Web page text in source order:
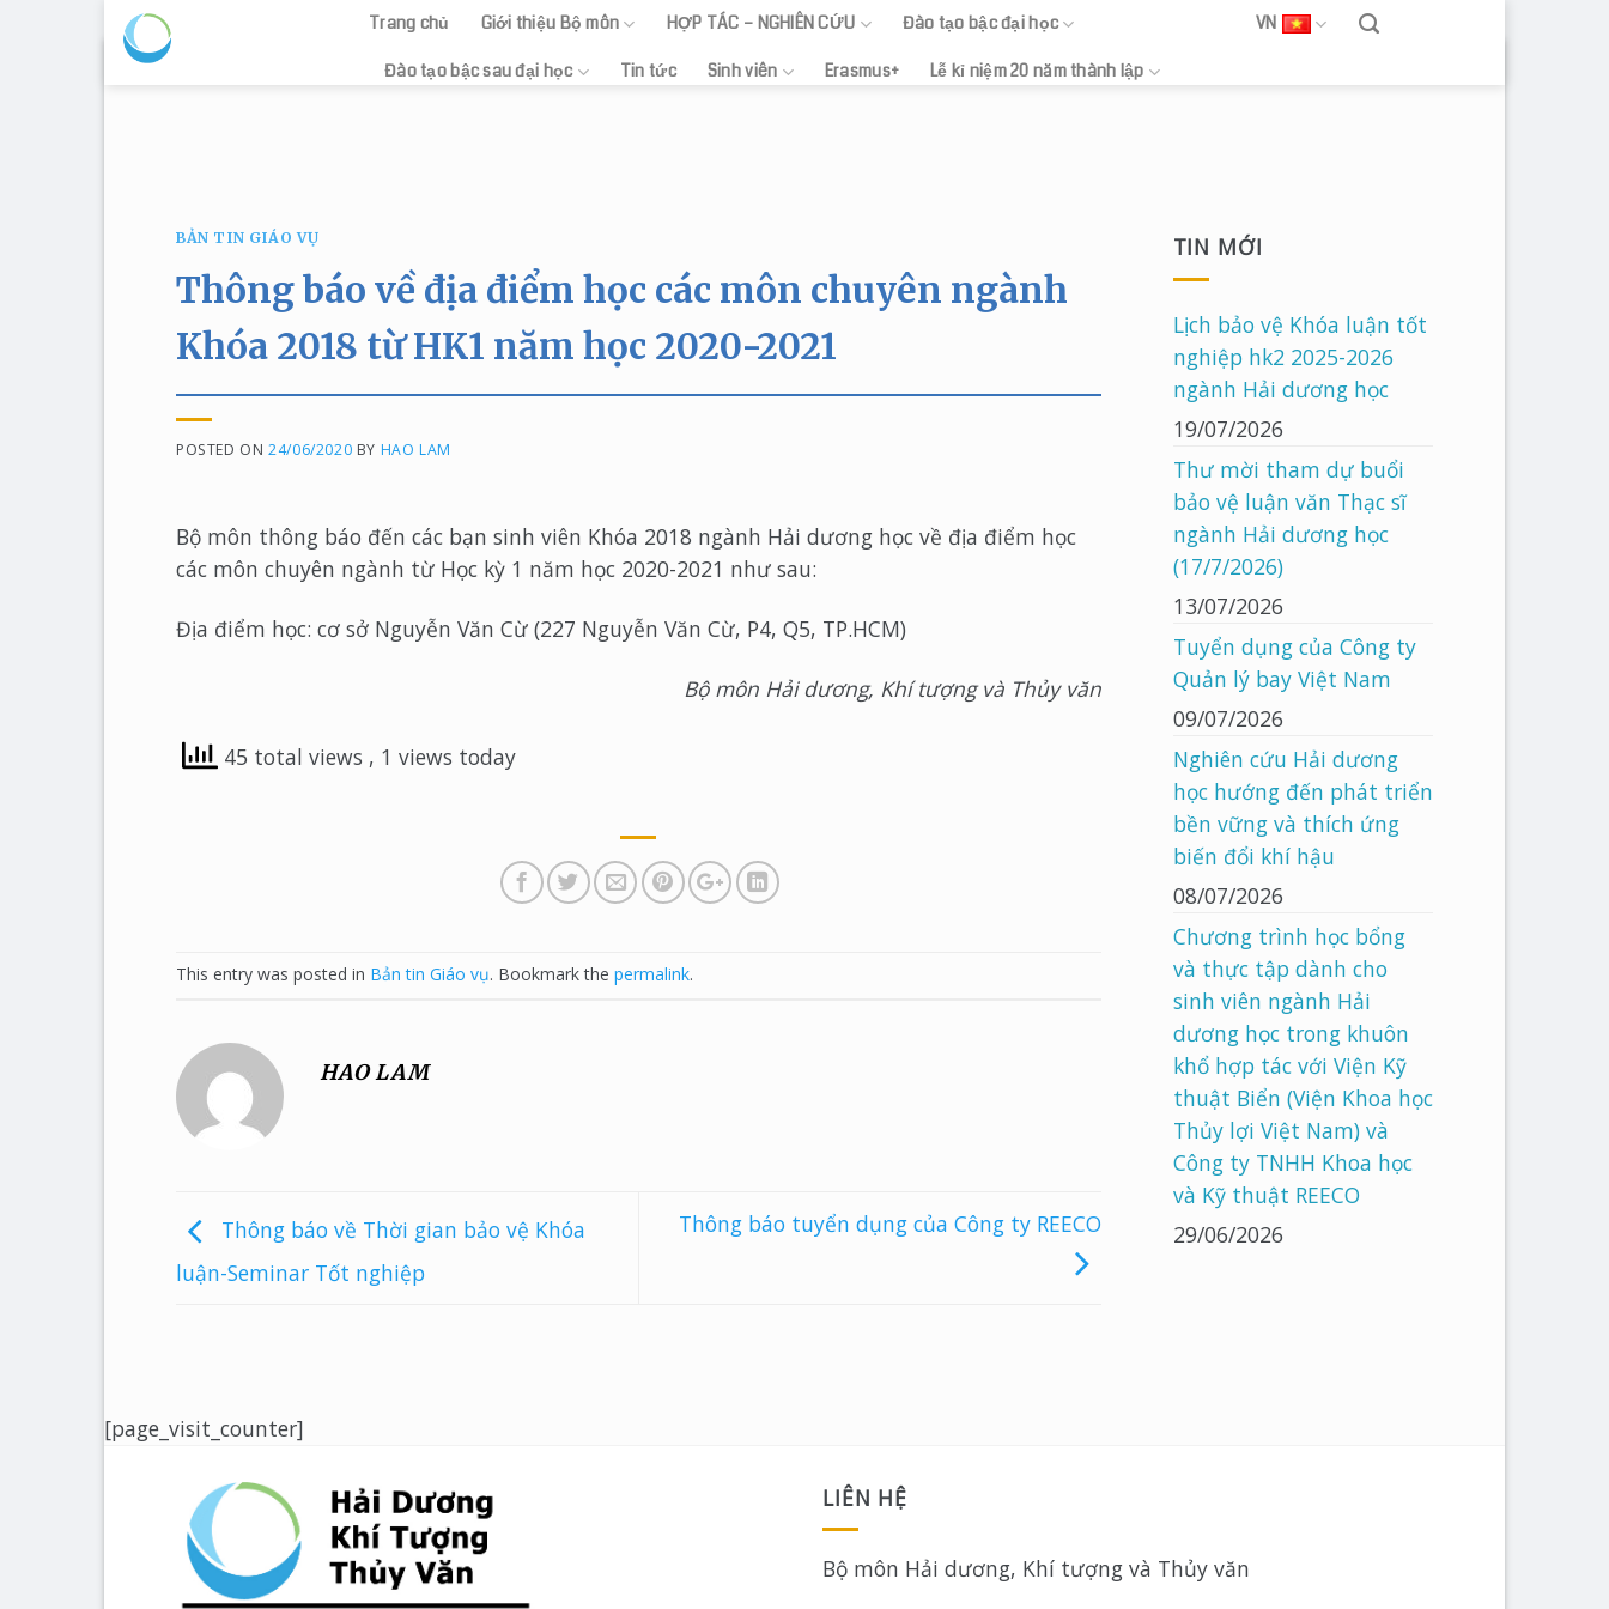
Skip
Trang chủ Giới thiệu Bộ môn HỢP TÁC – NGHIÊN CỨU Đào tạo bậc đại học
Đào tạo bậc sau đại học Tin tức Sinh viên Erasmus+ Lễ kỉ niệm 20 năm thành lập
VN
BẢN TIN GIÁO VỤ
Thông báo về địa điểm học các môn chuyên ngành
Khóa 2018 từ HK1 năm học 2020-2021
POSTED ON24/06/2020 BY HAO LAM
Bộ môn thông báo đến các bạn sinh viên Khóa 2018 ngành Hải dương học về địa điểm học
các môn chuyên ngành từ Học kỳ 1 năm học 2020-2021 như sau:
Địa điểm học: cơ sở Nguyễn Văn Cừ (227 Nguyễn Văn Cừ, P4, Q5, TP.HCM)
Bộ môn Hải dương, Khí tượng và Thủy văn
45 total views , 1 views today
This entry was posted in Bản tin Giáo vụ. Bookmark the permalink.
HAO LAM
Thông báo về Thời gian bảo vệ Khóa
luận-Seminar Tốt nghiệp
Thông báo tuyển dụng của Công ty REECO
TIN MỚI
Lịch bảo vệ Khóa luận tốt
nghiệp hk2 2025-2026
ngành Hải dương học
19/07/2026
Thư mời tham dự buổi
bảo vệ luận văn Thạc sĩ
ngành Hải dương học
(17/7/2026)
13/07/2026
Tuyển dụng của Công ty
Quản lý bay Việt Nam
09/07/2026
Nghiên cứu Hải dương
học hướng đến phát triển
bền vững và thích ứng
biến đổi khí hậu
08/07/2026
Chương trình học bổng
và thực tập dành cho
sinh viên ngành Hải
dương học trong khuôn
khổ hợp tác với Viện Kỹ
thuật Biển (Viện Khoa học
Thủy lợi Việt Nam) và
Công ty TNHH Khoa học
và Kỹ thuật REECO
29/06/2026
[page_visit_counter]
LIÊN HỆ
Bộ môn Hải dương, Khí tượng và Thủy văn